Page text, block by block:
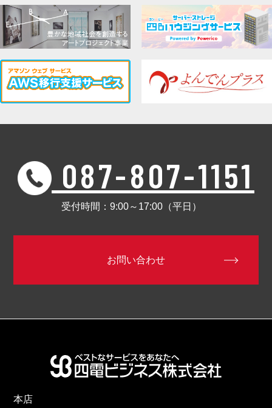
087-807-1151
受付時間：9:00～17:00（平日）
お問い合わせ
本店